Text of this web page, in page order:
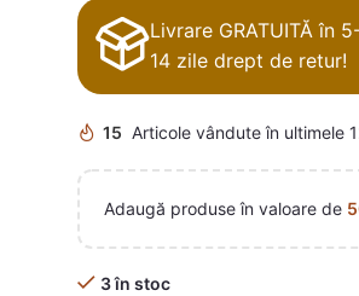
Livrare GRATUITĂ în
14 zile drept de retur!
15 Articole vândute în ultimele
Adaugă produse în valoare de
3 în stoc